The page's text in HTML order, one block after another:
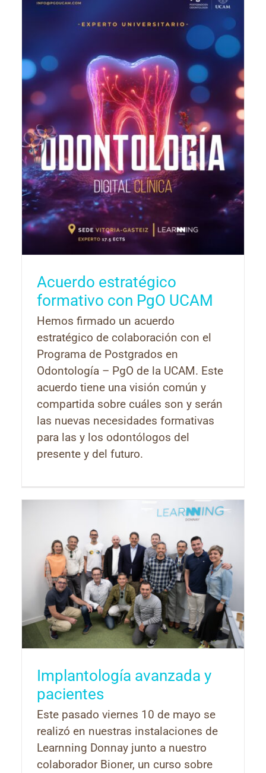
Acuerdo estratégico
formativo con PgO UCAM
Hemos firmado un acuerdo
estratégico de colaboración con el
Programa de Postgrados en
Odontología – PgO de la UCAM. Este
acuerdo tiene una visión común y
compartida sobre cuáles son y serán
las nuevas necesidades formativas
para las y los odontólogos del
presente y del futuro.
Implantología avanzada y
pacientes
Este pasado viernes 10 de mayo se
realizó en nuestras instalaciones de
Learnning Donnay junto a nuestro
colaborador Bioner, un curso sobre